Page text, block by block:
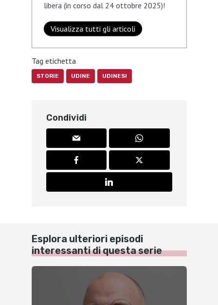
libera (in corso dal 24 ottobre 2025)!
Visualizza tutti gli articoli
Tag etichetta
STORIE UDINE UDINESI
Condividi
Esplora ulteriori episodi
interessanti di questa serie